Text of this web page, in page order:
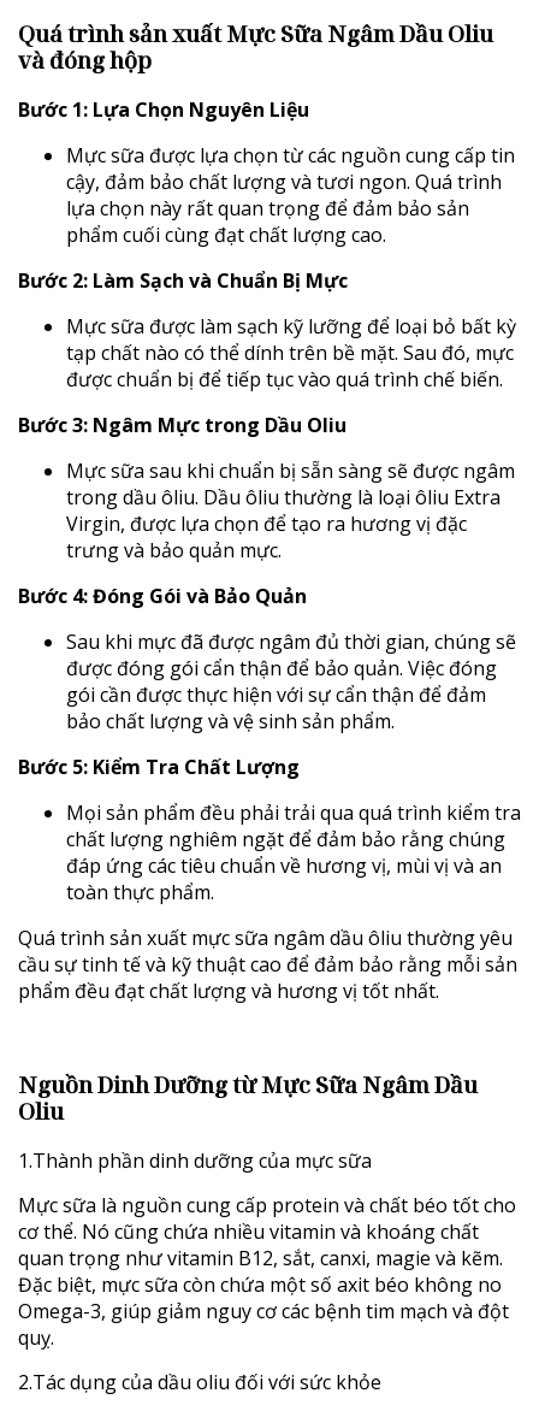
Quá trình sản xuấtMực Sữa Ngâm Dầu Oliu
và đóng hộp
Bước 1: Lựa Chọn Nguyên Liệu
Mực sữa được lựa chọn từ các nguồn cung cấp tin
cậy, đảm bảo chất lượng và tươi ngon. Quá trình
lựa chọn này rất quan trọng để đảm bảo sản
phẩm cuối cùng đạt chất lượng cao.
Bước 2: Làm Sạch và Chuẩn Bị Mực
Mực sữa được làm sạch kỹ lưỡng để loại bỏ bất kỳ
tạp chất nào có thể dính trên bề mặt. Sau đó, mực
được chuẩn bị để tiếp tục vào quá trình chế biến.
Bước 3: Ngâm Mực trong Dầu Oliu
Mực sữa sau khi chuẩn bị sẵn sàng sẽ được ngâm
trong dầu ôliu. Dầu ôliu thường là loại ôliu Extra
Virgin, được lựa chọn để tạo ra hương vị đặc
trưng và bảo quản mực.
Bước 4: Đóng Gói và Bảo Quản
Sau khi mực đã được ngâm đủ thời gian, chúng sẽ
được đóng gói cẩn thận để bảo quản. Việc đóng
gói cần được thực hiện với sự cẩn thận để đảm
bảo chất lượng và vệ sinh sản phẩm.
Bước 5: Kiểm Tra Chất Lượng
Mọi sản phẩm đều phải trải qua quá trình kiểm tra
chất lượng nghiêm ngặt để đảm bảo rằng chúng
đáp ứng các tiêu chuẩn về hương vị, mùi vị và an
toàn thực phẩm.
Quá trình sản xuất mực sữa ngâm dầu ôliu thường yêu
cầu sự tinh tế và kỹ thuật cao để đảm bảo rằng mỗi sản
phẩm đều đạt chất lượng và hương vị tốt nhất.
Nguồn Dinh Dưỡng từ Mực Sữa Ngâm Dầu
Oliu
1.Thành phần dinh dưỡng của mực sữa
Mực sữa là nguồn cung cấp protein và chất béo tốt cho
cơ thể. Nó cũng chứa nhiều vitamin và khoáng chất
quan trọng như vitamin B12, sắt, canxi, magie và kẽm.
Đặc biệt, mực sữa còn chứa một số axit béo không no
Omega-3, giúp giảm nguy cơ các bệnh tim mạch và đột
quỵ.
2.Tác dụng của dầu oliu đối với sức khỏe